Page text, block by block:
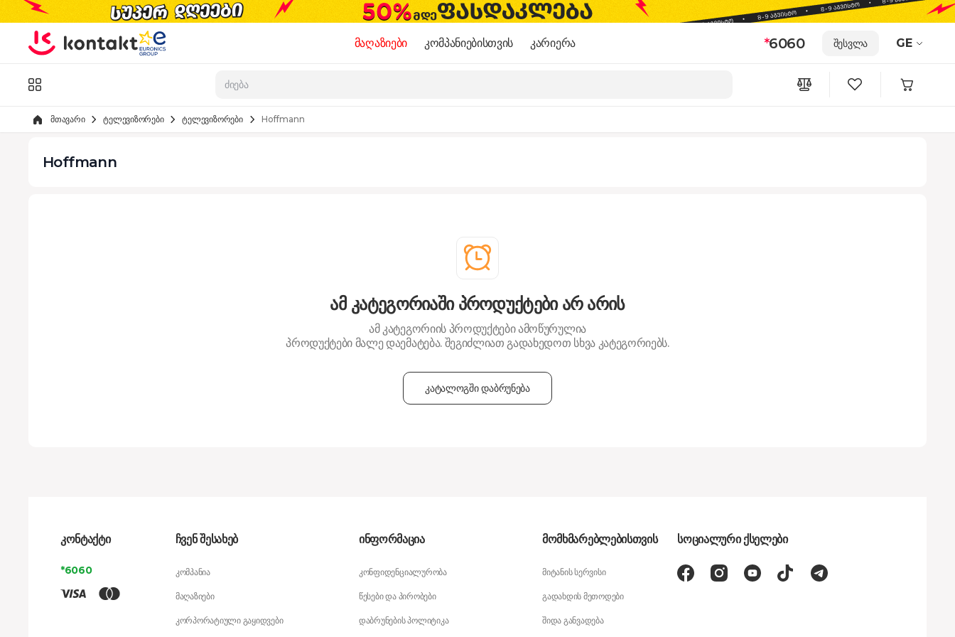
Skip to Content
მაღაზიები კომპანიებისთვის კარიერა *6060 შესვლა GE
მთავარი ტელევიზორები ტელევიზორები Hoffmann
Hoffmann
ამ კატეგორიაში პროდუქტები არ არის
ამ კატეგორიის პროდუქტები ამოწურულია
პროდუქტები მალე დაემატება. შეგიძლიათ გადახედოთ სხვა კატეგორიებს.
კატალოგში დაბრუნება
კონტაქტი
*6060
ჩვენ შესახებ
კომპანია
მაღაზიები
კორპორატიული გაყიდვები
ინფორმაცია
კონფიდენციალურობა
წესები და პირობები
დაბრუნების პოლიტიკა
მომხმარებლებისთვის
მიტანის სერვისი
გადახდის მეთოდები
შიდა განვადება
სოციალური ქსელები